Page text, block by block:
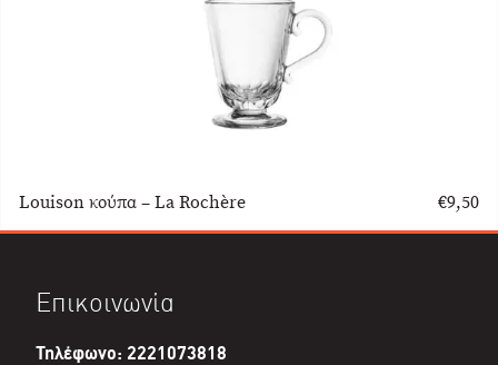
Louison κούπα – La Rochère €9,50
Επικοινωνία
Τηλέφωνο: 2221073818